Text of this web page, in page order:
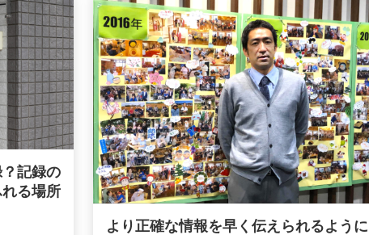
？記録の
る場所
より正確な情報を早く伝えられるように